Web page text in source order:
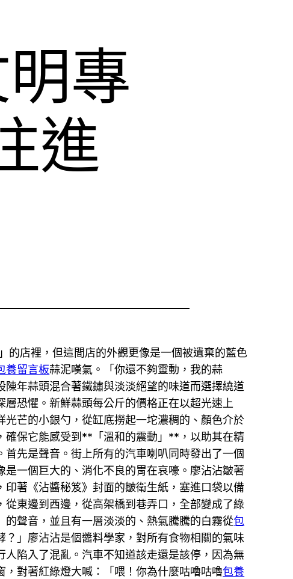
專
進
的店裡，但這間店的外觀更像是一個被遺棄的藍色
養留言板蒜泥嘆氣。「你還不夠靈動，我的蒜
年蒜頭混合著鐵鏽與淡淡絕望的味道而選擇繞道
恐懼。新鮮蒜頭每公斤的價格正在以超光速上
芒的小銀勺，從缸底撈起一坨濃稠的、顏色介於
確保它能感受到**「溫和的震動」**，以助其在精
先是聲音。街上所有的汽車喇叭同時發出了一個
一個巨大的、消化不良的胃在哀嚎。廖沾沾皺著
著《沾醬秘笈》封面的皺衛生紙，塞進口袋以備
東邊到西邊，從高架橋到巷弄口，全部變成了綠
聲音，並且有一層淡淡的、熱氣騰騰的白霧從包
」廖沾沾是個醬料學家，對所有食物相關的氣味
陷入了混亂。汽車不知道該走還是該停，因為無
對著紅綠燈大喊：「喂！你為什麼咕嚕咕嚕包養